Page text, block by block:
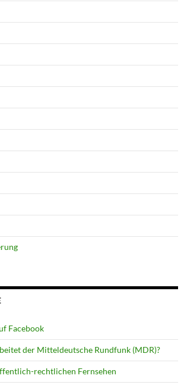
Facebook
der Mitteldeutsche Rundfunk (MDR)?
rechtlichen Fernsehen